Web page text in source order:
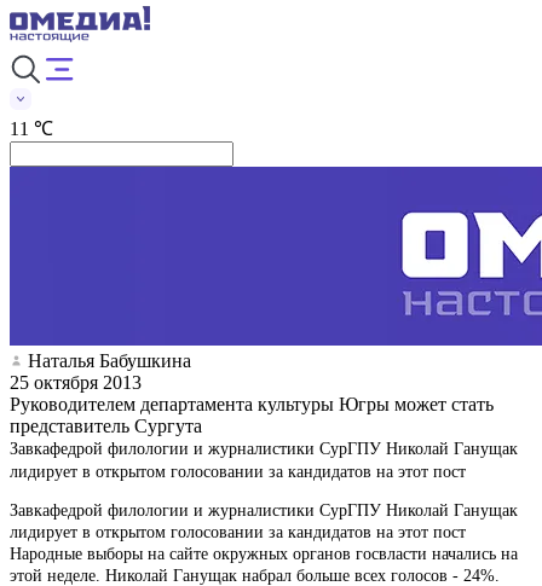
11 ℃
Наталья Бабушкина
25 октября 2013
Руководителем департамента культуры Югры может стать
представитель Сургута
Завкафедрой филологии и журналистики СурГПУ Николай Ганущак
лидирует в открытом голосовании за кандидатов на этот пост
Завкафедрой филологии и журналистики СурГПУ Николай Ганущак
лидирует в открытом голосовании за кандидатов на этот пост
Народные выборы на сайте окружных органов госвласти начались на
этой неделе. Николай Ганущак набрал больше всех голосов - 24%.